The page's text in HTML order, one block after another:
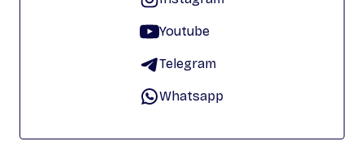
Youtube
Telegram
Whatsapp